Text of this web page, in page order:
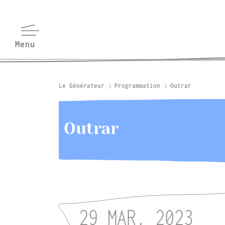
Le Générateur Programmation Outrar
Outrar
29 MAR. 2023